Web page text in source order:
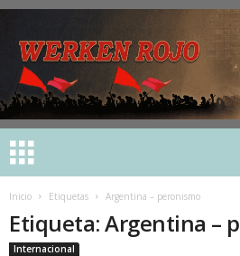
Inicio Etiquetas Argentina – peronismo
Etiqueta: Argentina –
Internacional